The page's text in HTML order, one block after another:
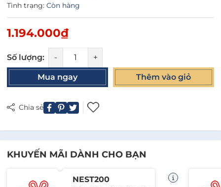
Tình trạng: Còn hàng
1.194.000₫
Số lượng: - +
Mua ngay Thêm vào giỏ
Chia sẻ
KHUYẾN MÃI DÀNH CHO BẠN
NEST200